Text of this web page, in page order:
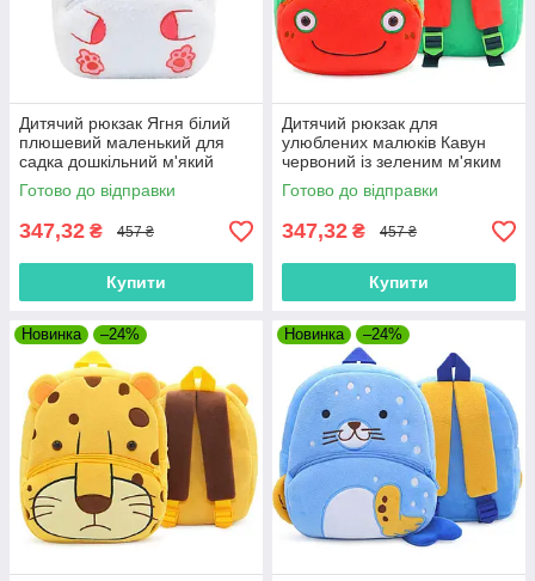
Дитячий рюкзак Ягня білий
плюшевий маленький для
садка дошкільний м'який
текстиль унісекс для малюків
Готово до відправки
347,32 ₴ 457 ₴
Купити
Дитячий рюкзак для
улюблених малюків Кавун
червоний із зеленим м'яким
велюр маленький у садок
дошкільний
Готово до відправки
347,32 ₴ 457 ₴
Купити
Новинка –24% Новинка –24%